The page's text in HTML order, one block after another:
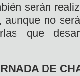
serán
aunque no
que
DE